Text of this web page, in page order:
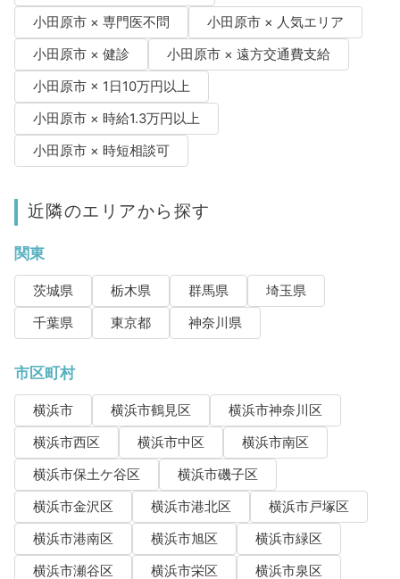
小田原市 × 専門医不問
小田原市 × 人気エリア
小田原市 × 健診
小田原市 × 遠方交通費支給
小田原市 × 1日10万円以上
小田原市 × 時給1.3万円以上
小田原市 × 時短相談可
近隣のエリアから探す
関東
茨城県 栃木県 群馬県
埼玉県
千葉県
東京都 神奈川県
市区町村
横浜市 横浜市鶴見区
横浜市神奈川区
横浜市西区
横浜市中区
横浜市南区
横浜市保土ケ谷区
横浜市磯子区
横浜市金沢区
横浜市港北区
横浜市戸塚区
横浜市港南区
横浜市旭区
横浜市緑区
横浜市瀬谷区
横浜市栄区
横浜市泉区